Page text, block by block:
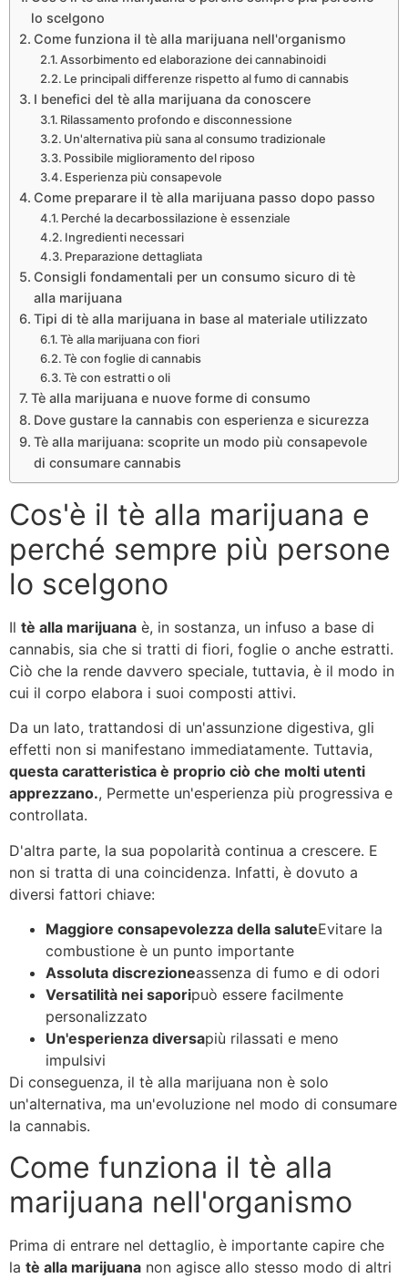
lo scelgono
Come funziona il tè alla marijuana nell'organismo
Assorbimento ed elaborazione dei cannabinoidi
Le principali differenze rispetto al fumo di cannabis
I benefici del tè alla marijuana da conoscere
Rilassamento profondo e disconnessione
Un'alternativa più sana al consumo tradizionale
Possibile miglioramento del riposo
Esperienza più consapevole
Come preparare il tè alla marijuana passo dopo passo
Perché la decarbossilazione è essenziale
Ingredienti necessari
Preparazione dettagliata
Consigli fondamentali per un consumo sicuro di tè
alla marijuana
Tipi di tè alla marijuana in base al materiale utilizzato
Tè alla marijuana con fiori
Tè con foglie di cannabis
Tè con estratti o oli
Tè alla marijuana e nuove forme di consumo
Dove gustare la cannabis con esperienza e sicurezza
Tè alla marijuana: scoprite un modo più consapevole
di consumare cannabis
Cos'è il tè alla marijuana e
perché sempre più persone
lo scelgono
Il tè alla marijuana è, in sostanza, un infuso a base di
cannabis, sia che si tratti di fiori, foglie o anche estratti.
Ciò che la rende davvero speciale, tuttavia, è il modo in
cui il corpo elabora i suoi composti attivi.
Da un lato, trattandosi di un'assunzione digestiva, gli
effetti non si manifestano immediatamente. Tuttavia,
questa caratteristica è proprio ciò che molti utenti
apprezzano., Permette un'esperienza più progressiva e
controllata.
D'altra parte, la sua popolarità continua a crescere. E
non si tratta di una coincidenza. Infatti, è dovuto a
diversi fattori chiave:
Maggiore consapevolezza della saluteEvitare la
combustione è un punto importante
Assoluta discrezioneassenza di fumo e di odori
Versatilità nei saporipuò essere facilmente
personalizzato
Un'esperienza diversapiù rilassati e meno
impulsivi
Di conseguenza, il tè alla marijuana non è solo
un'alternativa, ma un'evoluzione nel modo di consumare
la cannabis.
Come funziona il tè alla
marijuana nell'organismo
Prima di entrare nel dettaglio, è importante capire che
la tè alla marijuana non agisce allo stesso modo di altri